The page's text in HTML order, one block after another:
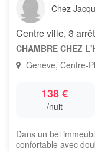
Chez
Centre ville, 3
CHAMBRE CHEZ
Genève, Centre-
138 €
/nuit
Dans un bel
confortable avec